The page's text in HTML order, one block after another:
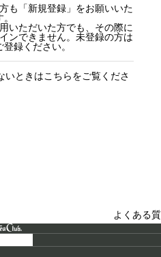
も「新規登録」をお願いいた
いただいた方でも、その際に
ンできません。未登録の方は
登録ください。
いときはこちらをご覧くださ
よくある